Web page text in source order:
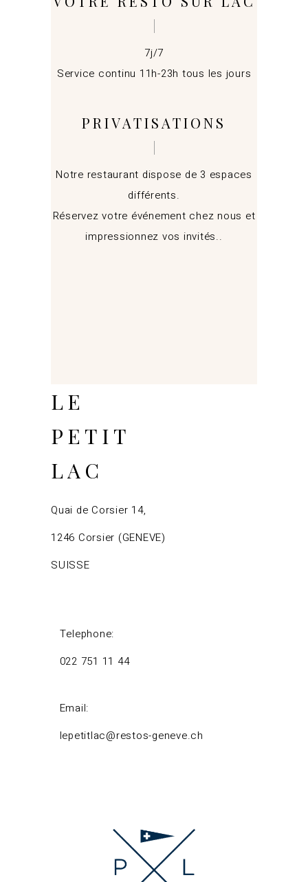
7j/7
Service continu 11h-23h tous les jours
PRIVATISATIONS
Notre restaurant dispose de 3 espaces
différents.
Réservez votre événement chez nous et
impressionnez vos invités..
LE
PETIT
LAC
Quai de Corsier 14,
1246 Corsier (GENEVE)
SUISSE
Telephone:
022 751 11 44
Email:
lepetitlac@restos-geneve.ch